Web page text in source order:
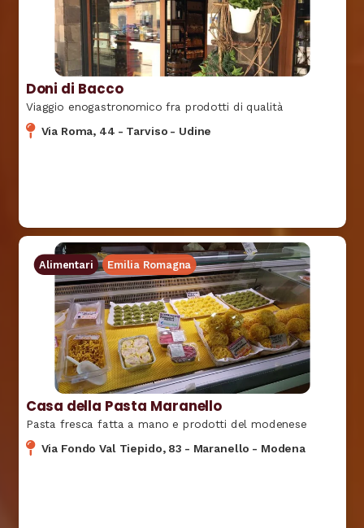
Doni di Bacco
Viaggio enogastronomico fra prodotti di qualità
Via Roma, 44 - Tarviso - Udine
Alimentari Emilia Romagna
Casa della Pasta Maranello
Pasta fresca fatta a mano e prodotti del modenese
Via Fondo Val Tiepido, 83 - Maranello - Modena